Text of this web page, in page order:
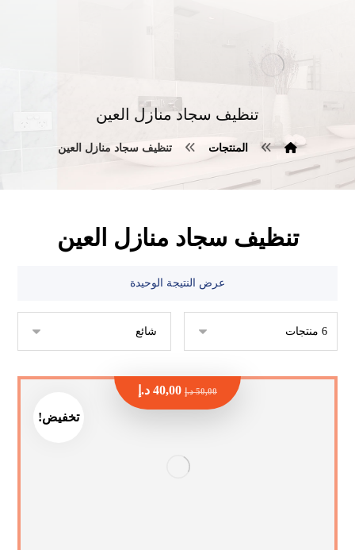
تنظيف سجاد منازل العين
المنتجات تنظيف سجاد منازل العين
تنظيف سجاد منازل العين
عرض النتيجة الوحيدة
تخفيض!
50,00 د.إ 40,00 د.إ